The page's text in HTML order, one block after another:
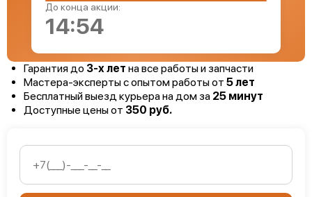
Гарантия до 3-х лет на все работы и запчасти
Мастера-эксперты с опытом работы от 5 лет
Бесплатный выезд курьера на дом за 25 минут
Доступные цены от 350 руб.
До конца акции:
14:53